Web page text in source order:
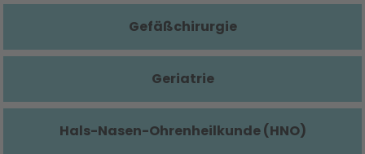
Gefäßchirurgie
Geriatrie
Hals-Nasen-Ohrenheilkunde (HNO)